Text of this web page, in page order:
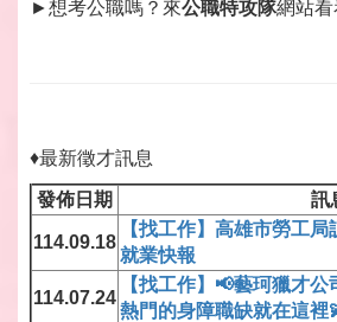
►想考公職嗎？來公職特攻隊網站
♦最新徵才訊息
發佈日期 訊
114.09.18
【找工作】高雄市勞工
就業快報
114.07.24
【找工作】📢藝珂獵才
熱門的身障職缺就在這裡